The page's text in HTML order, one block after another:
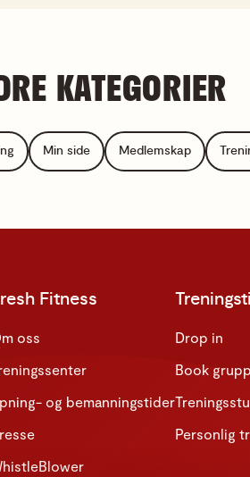
KATEGORIER
Min side Medlemskap
Fitness
oss
og bemanningstider
Drop in
Book
Personlig